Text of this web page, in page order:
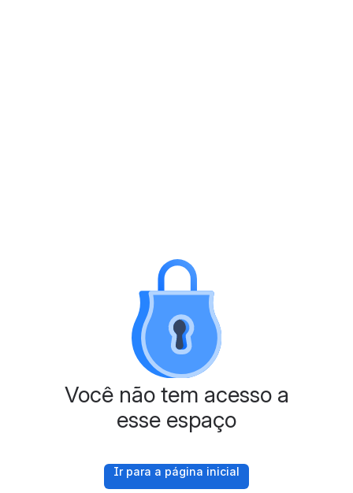
Você não tem acesso a
esse espaço
Ir para a página inicial